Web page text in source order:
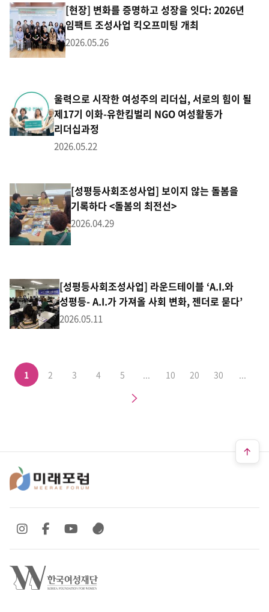
[현장] 변화를 증명하고 성장을 잇다: 2026년
임팩트 조성사업 킥오프미팅 개최
2026.05.26
울력으로 시작한 여성주의 리더십, 서로의 힘이 될
제17기 이화-유한킴벌리 NGO 여성활동가
리더십과정
2026.05.22
[성평등사회조성사업] 보이지 않는 돌봄을
기록하다 <돌봄의 최전선>
2026.04.29
[성평등사회조성사업] 라운드테이블 ‘A.I.와
성평등- A.I.가 가져올 사회 변화, 젠더로 묻다’
2026.05.11
1 2 3 4 5 ... 10 20 30 ...
다음
SNS 바로가기
SNS 바로가기SNS 바로가기
SNS 바로가기